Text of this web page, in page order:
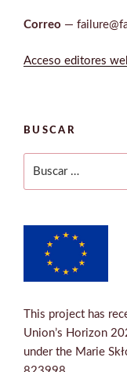
Correo —
Acceso editores
BUSCAR
This project has
Union’s Horizon
under the Marie